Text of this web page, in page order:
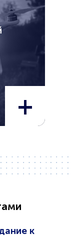
+
к